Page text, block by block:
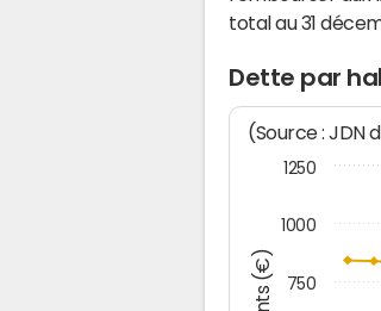
total au 31
Dette par
(Source : JDN
750
1000
1250